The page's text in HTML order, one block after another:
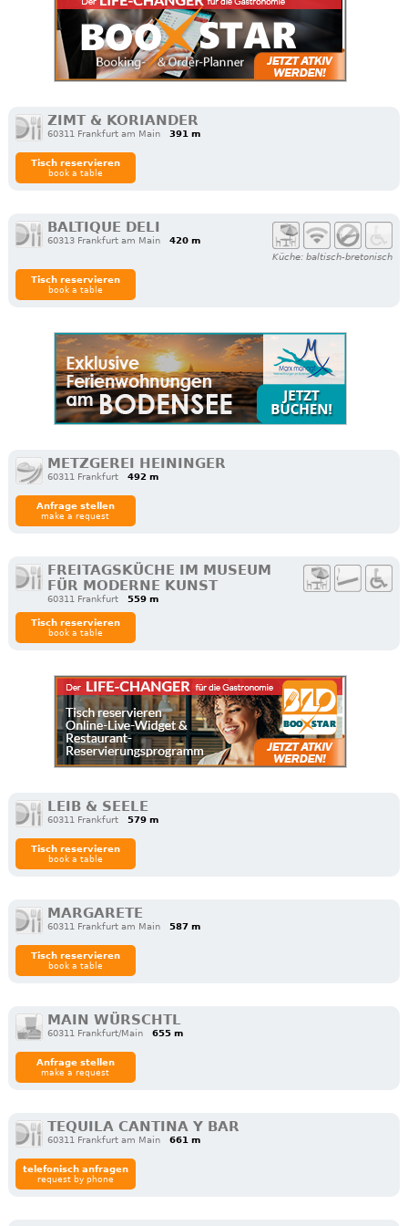
ZIMT & KORIANDER
60311 Frankfurt am Main 391 m
Tisch reservieren
book a table
BALTIQUE DELI
60313 Frankfurt am Main
420 m
Küche: baltisch-bretonisch
Tisch reservieren
book a table
METZGEREI HEININGER
60311 Frankfurt 492 m
Anfrage stellen
make a request
FREITAGSKÜCHE IM MUSEUM
FÜR MODERNE KUNST
60311 Frankfurt 559 m
Tisch reservieren
book a table
LEIB & SEELE
60311 Frankfurt 579 m
Tisch reservieren
book a table
MARGARETE
60311 Frankfurt am Main 587 m
Tisch reservieren
book a table
MAIN WÜRSCHTL
60311 Frankfurt/Main 655 m
Anfrage stellen
make a request
TEQUILA CANTINA Y BAR
60311 Frankfurt am Main 661 m
telefonisch anfragen
request by phone